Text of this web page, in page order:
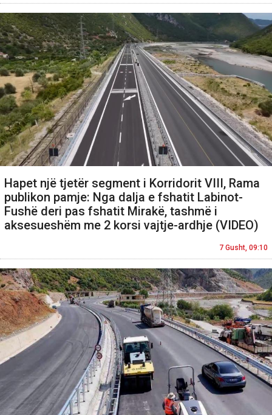
Hapet një tjetër segment i Korridorit VIII, Rama
publikon pamje: Nga dalja e fshatit Labinot-
Fushë deri pas fshatit Mirakë, tashmë i
aksesueshëm me 2 korsi vajtje-ardhje (VIDEO)
7 Gusht, 09:10